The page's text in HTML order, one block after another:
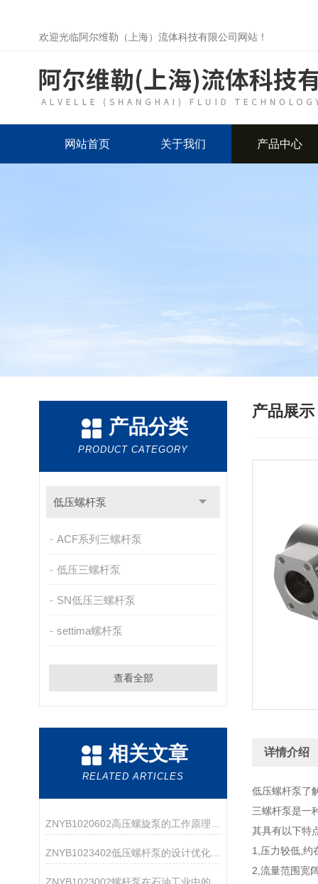
欢迎光临阿尔维勒（上海）流体科技有限公司网站！
网站首页 关于我们 产品中心
产品分类
PRODUCT CATEGORY
低压螺杆泵
ACF系列三螺杆泵
低压三螺杆泵
SN低压三螺杆泵
settima螺杆泵
查看全部
相关文章
RELATED ARTICLES
ZNYB1023402低压螺杆泵的设计优化与改进
产品展示
详情介绍
低压螺杆泵了
三螺杆泵是一
其具有以下特
1,压力较低,约
2,流量范围宽